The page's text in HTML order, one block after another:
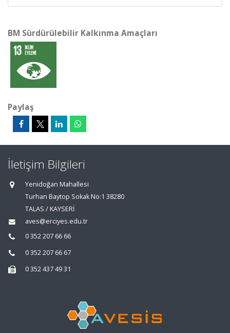
BM Sürdürülebilir Kalkınma Amaçları
Paylaş
İletişim Bilgileri
Yenidoğan Mahallesi
Turhan Baytop Sokak No:1 38280
TALAS / KAYSERİ
aves@erciyes.edu.tr
0 352 207 66 66
0 352 207 66 67
0 352 437 49 31